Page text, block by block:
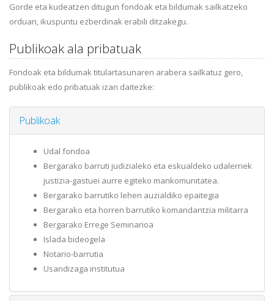
Gorde eta kudeatzen ditugun fondoak eta bildumak sailkatzeko
orduan, ikuspuntu ezberdinak erabili ditzakegu.
Publikoak ala pribatuak
Fondoak eta bildumak titulartasunaren arabera sailkatuz gero,
publikoak edo pribatuak izan daitezke:
Publikoak
Udal fondoa
Bergarako barruti judizialeko eta eskualdeko udalerriek
justizia-gastuei aurre egiteko mankomunitatea.
Bergarako barrutiko lehen auzialdiko epaitegia
Bergarako eta horren barrutiko komandantzia militarra
Bergarako Errege Seminarioa
Islada bideogela
Notario-barrutia
Usandizaga institutua